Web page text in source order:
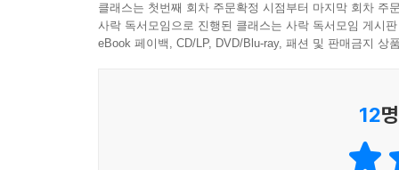
클래스는 첫번째 회차 주문확정 시점부터 마지막 회차 주
사락 독서모임으로 진행된 클래스는 사락 독서모임 게시
eBook 페이백, CD/LP, DVD/Blu-ray, 패션 및 판매금지 상
12